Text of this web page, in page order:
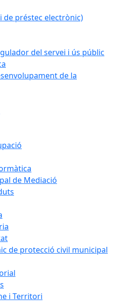
de préstec electrònic)
del servei i ús públic
de la
de Mediació
de protecció civil municipal
i Territori